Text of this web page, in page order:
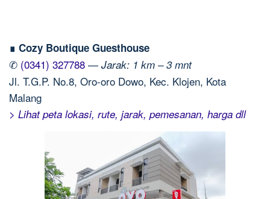
∎ Cozy Boutique Guesthouse
✆ (0341) 327788 — Jarak: 1 km – 3 mnt
Jl. T.G.P. No.8, Oro-oro Dowo, Kec. Klojen, Kota
Malang
> Lihat peta lokasi, rute, jarak, pemesanan, harga dll